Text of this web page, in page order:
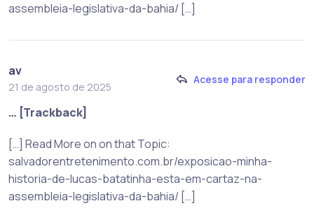
assembleia-legislativa-da-bahia/ […]
av
21 de agosto de 2025
Acesse para responder
… [Trackback]
[…] Read More on on that Topic:
salvadorentretenimento.com.br/exposicao-minha-
historia-de-lucas-batatinha-esta-em-cartaz-na-
assembleia-legislativa-da-bahia/ […]